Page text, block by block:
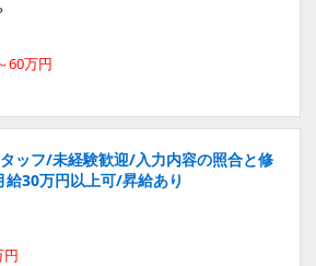
60万円
ッフ/未経験歓迎/入力内容の照合と修
30万円以上可/昇給あり
円